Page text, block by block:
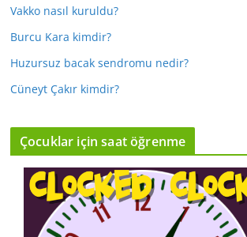
Vakko nasıl kuruldu?
Burcu Kara kimdir?
Huzursuz bacak sendromu nedir?
Cüneyt Çakır kimdir?
Çocuklar için saat öğrenme